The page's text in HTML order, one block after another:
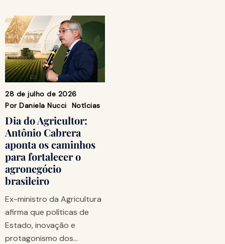
28 de julho de 2026
Por Daniela Nucci Notícias
Dia do Agricultor:
Antônio Cabrera
aponta os caminhos
para fortalecer o
agronegócio
brasileiro
Ex-ministro da Agricultura
afirma que políticas de
Estado, inovação e
protagonismo dos…